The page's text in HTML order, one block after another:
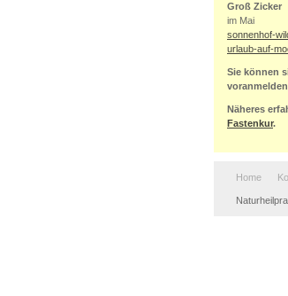
Groß Zicker
im Mai
sonnenhof-
urlaub-auf-
Sie können
Näheres
Fastenkur.
Home